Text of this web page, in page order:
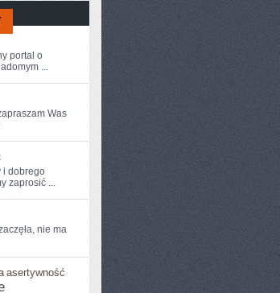
portal o
...
Was
i dobrego
zaprosić ...
nie ma
asertywność